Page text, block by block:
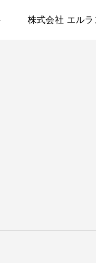
株式会社 エルラ